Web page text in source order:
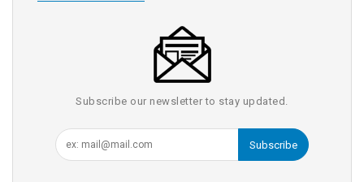
Subscribe our newsletter to stay updated.
Subscribe